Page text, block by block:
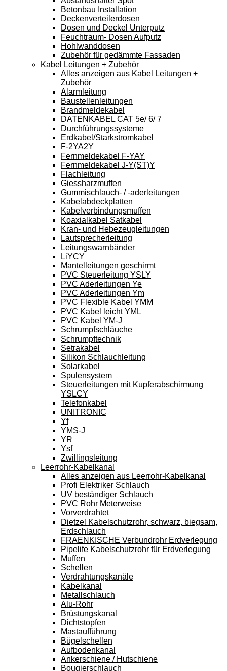
Betonbau Installation
Deckenverteilerdosen
Dosen und Deckel Unterputz
Feuchtraum- Dosen Aufputz
Hohlwanddosen
Zubehör für gedämmte Fassaden
Kabel Leitungen + Zubehör
Alles anzeigen aus Kabel Leitungen +
Zubehör
Alarmleitung
Baustellenleitungen
Brandmeldekabel
DATENKABEL CAT 5e/ 6/ 7
Durchführungssysteme
Erdkabel/Starkstromkabel
F-2YA2Y
Fernmeldekabel F-YAY
Fernmeldekabel J-Y(ST)Y
Flachleitung
Giessharzmuffen
Gummischlauch- / -aderleitungen
Kabelabdeckplatten
Kabelverbindungsmuffen
Koaxialkabel Satkabel
Kran- und Hebezeugleitungen
Lautsprecherleitung
Leitungswarnbänder
LiYCY
Mantelleitungen geschirmt
PVC Steuerleitung YSLY
PVC Aderleitungen Ye
PVC Aderleitungen Ym
PVC Flexible Kabel YMM
PVC Kabel leicht YML
PVC Kabel YM-J
Schrumpfschläuche
Schrumpftechnik
Setrakabel
Silikon Schlauchleitung
Solarkabel
Spulensystem
Steuerleitungen mit Kupferabschirmung
YSLCY
Telefonkabel
UNITRONIC
Yf
YMS-J
YR
Ysf
Zwillingsleitung
Leerrohr-Kabelkanal
Alles anzeigen aus Leerrohr-Kabelkanal
Profi Elektriker Schlauch
UV beständiger Schlauch
PVC Rohr Meterweise
Vorverdrahtet
Dietzel Kabelschutzrohr, schwarz, biegsam,
Erdschlauch
FRAENKISCHE Verbundrohr Erdverlegung
Pipelife Kabelschutzrohr für Erdverlegung
Muffen
Schellen
Verdrahtungskanäle
Kabelkanal
Metallschlauch
Alu-Rohr
Brüstungskanal
Dichtstopfen
Mastaufführung
Bügelschellen
Aufbodenkanal
Ankerschiene / Hutschiene
Bougierschlauch